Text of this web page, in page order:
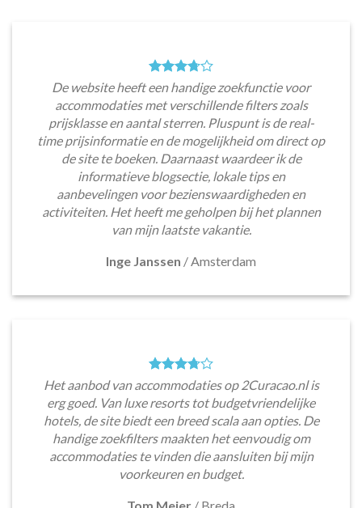
De website heeft een handige zoekfunctie voor
accommodaties met verschillende filters zoals
prijsklasse en aantal sterren. Pluspunt is de real-
time prijsinformatie en de mogelijkheid om direct op
de site te boeken. Daarnaast waardeer ik de
informatieve blogsectie, lokale tips en
aanbevelingen voor bezienswaardigheden en
activiteiten. Het heeft me geholpen bij het plannen
van mijn laatste vakantie.
Inge Janssen / Amsterdam
Het aanbod van accommodaties op 2Curacao.nl is
erg goed. Van luxe resorts tot budgetvriendelijke
hotels, de site biedt een breed scala aan opties. De
handige zoekfilters maakten het eenvoudig om
accommodaties te vinden die aansluiten bij mijn
voorkeuren en budget.